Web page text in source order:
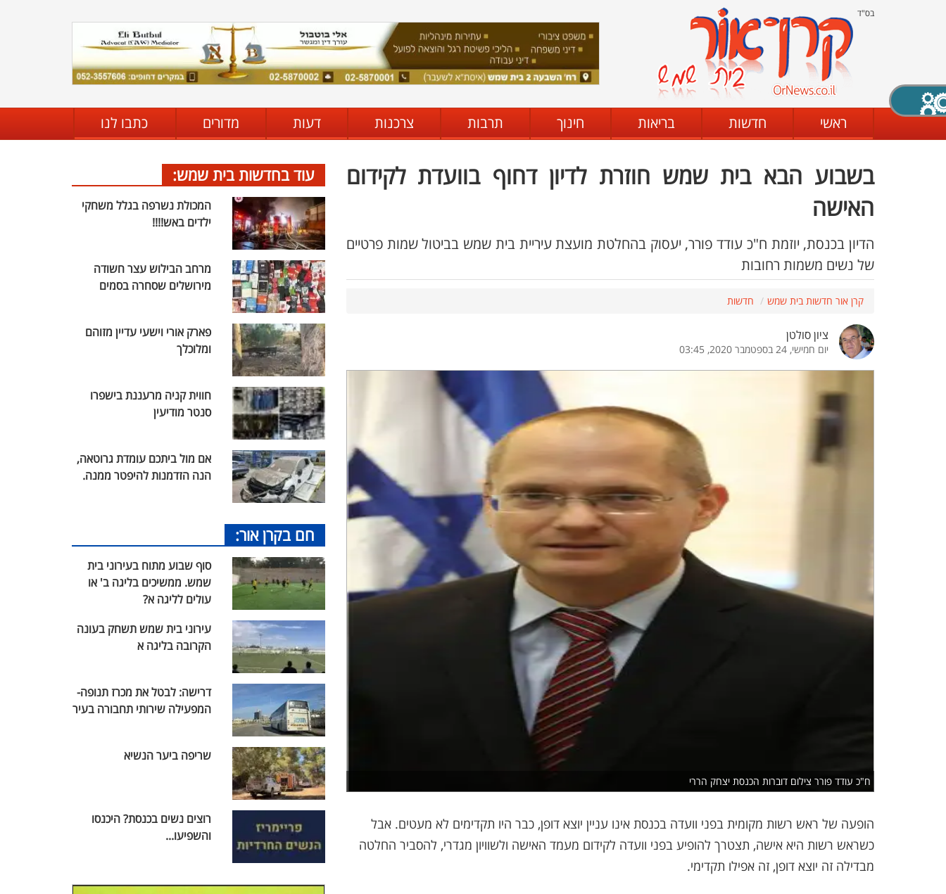
בס"ד
ראשי חדשות בריאות חינוך תרבות צרכנות דעות מדורים כתבו לנו
בשבוע הבא בית שמש חוזרת לדיון דחוף בוועדת לקידום
האישה
הדיון בכנסת, יוזמת ח"כ עודד פורר, יעסוק בהחלטת מועצת עיריית בית שמש בביטול שמות פרטיים
של נשים משמות רחובות
קרן אור חדשות בית שמש חדשות
ציון סולטן
יום חמישי, 24 בספטמבר 2020, 03:45
ח"כ עודד פורר צילום דוברות הכנסת יצחק הררי
הופעה של ראש רשות מקומית בפני וועדה בכנסת אינו עניין יוצא דופן, כבר היו תקדימים לא מעטים. אבל
כשראש רשות היא אישה, תצטרך להופיע בפני וועדה לקידום מעמד האישה ולשוויון מגדרי, להסביר החלטה
מבדילה זה יוצא דופן, זה אפילו תקדימי.
עוד בחדשות בית שמש:
המכולת נשרפה בגלל משחקי
ילדים באש!!!!
מרחב הבילוש עצר חשודה
מירושלים שסחרה בסמים
פארק אורי וישעי עדיין מזוהם
ומלוכלך
חווית קניה מרעננת בישפרו
סנטר מודיעין
אם מול ביתכם עומדת גרוטאה,
הנה הזדמנות להיפטר ממנה.
חם בקרן אור:
סוף שבוע מתוח בעירוני בית
שמש. ממשיכים בליגה ב' או
עולים לליגה א?
עירוני בית שמש תשחק בעונה
הקרובה בליגה א
דרישה: לבטל את מכרז תנופה-
המפעילה שירותי תחבורה בעיר
שריפה ביער הנשיא
רוצים נשים בכנסת? היכנסו
והשפיעו...
X סגירה
מצב שחור - לבן קביעת ניגודיות
הדגשת קישורים הדגשת כותרות